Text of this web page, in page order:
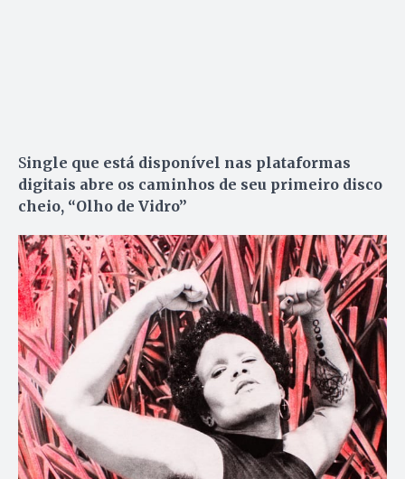
Single que está disponível nas plataformas
digitais abre os caminhos de seu primeiro disco
cheio, “Olho de Vidro”